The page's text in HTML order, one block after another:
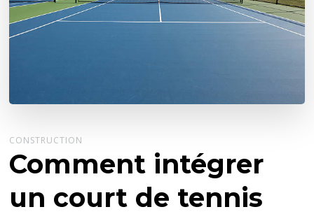
CONSTRUCTION
Comment intégrer
un court de tennis